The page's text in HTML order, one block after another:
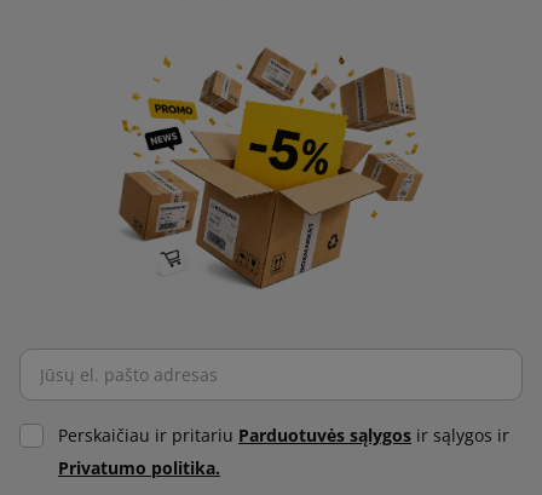
Perskaičiau ir pritariu Parduotuvės sąlygos ir sąlygos ir
Privatumo politika.